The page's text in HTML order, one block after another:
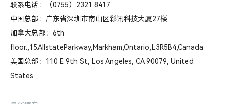
联系电话：（0755）2321 8417
中国总部：广东省深圳市南山区彩讯科技大厦27楼
加拿大总部：6th
floor.,15AllstateParkway,Markham,Ontario,L3R5B4,Canada
美国总部：110 E 9th St, Los Angeles, CA 90079, United
States